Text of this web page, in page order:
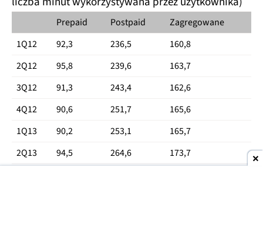
Prepaid Postpaid
Zagregowane
1Q12
92,3 236,5
160,8
2Q12
95,8 239,6
163,7
3Q12
91,3 243,4
162,6
4Q12
90,6 251,7
165,6
1Q13
90,2 253,1
165,7
2Q13
94,5 264,6
173,7